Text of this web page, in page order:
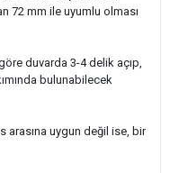
72 mm ile uyumlu olması
duvarda 3-4 delik açıp,
bulunabilecek
arasına uygun değil ise, bir